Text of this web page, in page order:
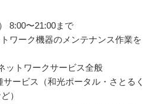
8:00〜21:00まで
ワーク機器のメンテナンス作業を
ットワークサービス全般
ービス（和光ポータル・さとるく
）